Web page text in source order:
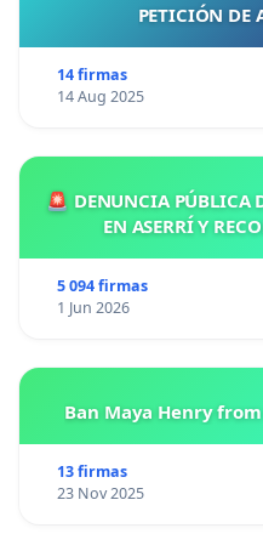
PETICIÓN DE
14 firmas
14 Aug 2025
🚨 DENUNCIA PÚBLICA
EN ASERRÍ Y
5 094 firmas
1 Jun 2026
Ban Maya Henry
13 firmas
23 Nov 2025